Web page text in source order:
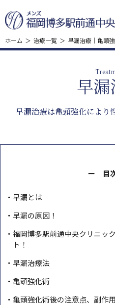
ホーム 治療一覧 早漏治療｜亀頭
早
早漏治療は亀頭強化により
目
早漏とは
早漏の原因！
福岡博多駅前通中央クリニッ
ト！
早漏治療法
亀頭強化術
亀頭強化術後の注意点、副作